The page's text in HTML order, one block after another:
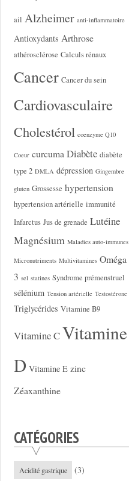
ail Alzheimer anti-inflammatoire
Antioxydants Arthrose
athérosclérose Calculs rénaux
Cancer Cancer du sein
Cardiovasculaire
Cholestérol coenzyme Q10
Coeur curcuma Diabète diabète
type 2 DMLA dépression Gingembre
gluten Grossesse hypertension
hypertension artérielle immunité
Infarctus Jus de grenade Lutéine
Magnésium Maladies auto-immunes
Micronutriments Multivitamines Oméga
3 sel statines Syndrome prémenstruel
sélénium Tension artérielle Testostérone
Triglycérides Vitamine B9
Vitamine CVitamine
D Vitamine E zinc
Zéaxanthine
CATÉGORIES
Acidité gastrique (3)